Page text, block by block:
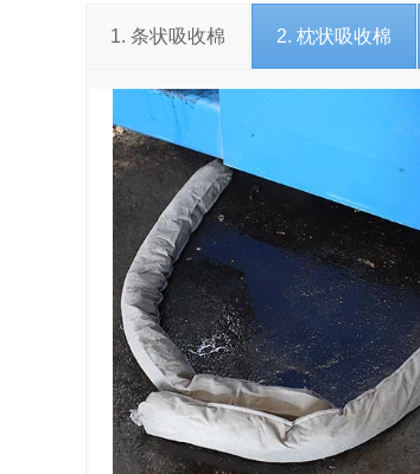
1. 条状吸收棉 2. 枕状吸收棉